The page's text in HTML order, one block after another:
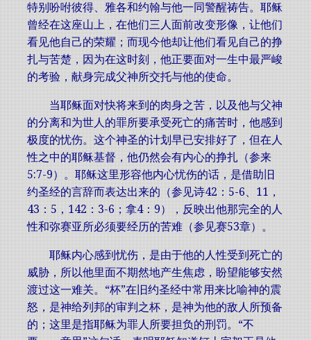
特别吩咐彼得、雅各和约翰与他一同警醒祷告。耶稣
曾经在这座山上，在他们三人面前改变形像，让他们
看见他自己的荣耀；而现今他却让他们看见自己的挣
扎与苦楚，因为在这时刻，他正要面对一生中最严峻
的考验，献身完成父神所交托与他的使命。
当耶稣面对快将来到的肉身之苦，以及他与父神
的分离和为世人的罪所要承受死亡的痛苦时，他感到
极度的忧伤。这个神圣的计划早已安排好了，但在人
性之中的耶稣基督，他仍然会有内心的挣扎（参来
5:7-9）。耶稣这里形容他内心忧伤的话，是借助旧
约圣经的言辞而表达出来的（参见诗42：5-6、11，
43：5，142：3-6；拿4：9），反映出他那完全的人
性和弥赛亚所必须要经历的苦难（参见赛53章）。
耶稣内心感到忧伤，是由于他的人性受到死亡的
威胁，所以他里面不期然地产生焦虑，盼望能够安然
渡过这一难关。“杯”在旧约圣经中常用来比喻神的震
怒，是神给列邦的审判之杯，是神为他的敌人所预备
的；这里是指耶稣为罪人所要担负的刑罚。“不